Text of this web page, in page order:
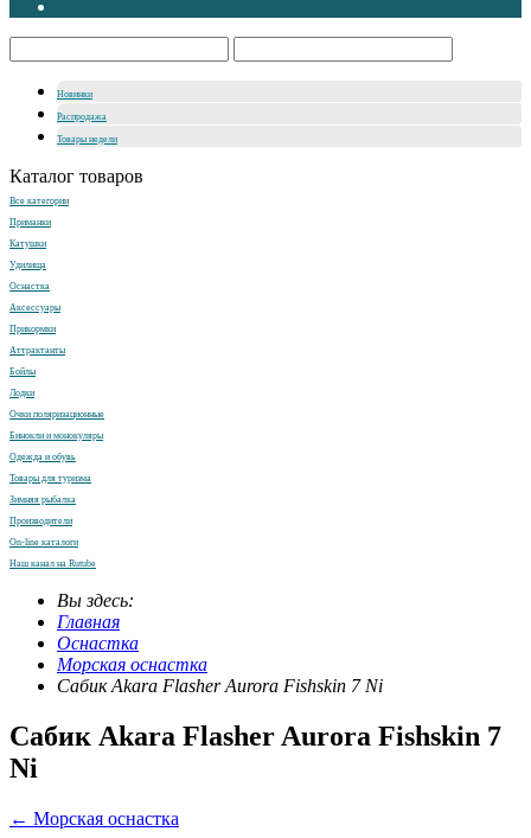
Новинки
Распродажа
Товары недели
Каталог товаров
Все категории
Приманки
Катушки
Удилища
Оснастка
Аксессуары
Прикормки
Аттрактанты
Бойлы
Лодки
Очки поляризационные
Бинокли и монокуляры
Одежда и обувь
Товары для туризма
Зимняя рыбалка
Производители
On-line каталоги
Наш канал на Rutube
Вы здесь:
Главная
Оснастка
Морская оснастка
Сабик Akara Flasher Aurora Fishskin 7 Ni
Сабик Akara Flasher Aurora Fishskin 7
Ni
← Морская оснастка